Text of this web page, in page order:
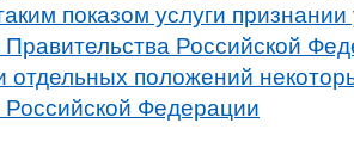
показом услуги
Правительства Российской
отдельных положений
Российской Федерации